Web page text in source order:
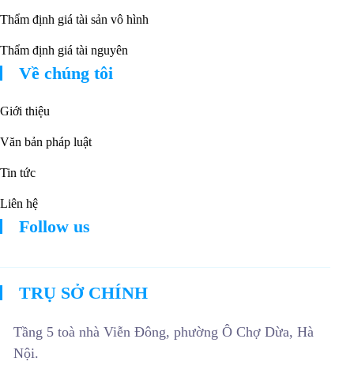
Thẩm định giá tài sản vô hình
Thẩm định giá tài nguyên
Về chúng tôi
Giới thiệu
Văn bản pháp luật
Tin tức
Liên hệ
Follow us
TRỤ SỞ CHÍNH
Tầng 5 toà nhà Viễn Đông, phường Ô Chợ Dừa, Hà
Nội.